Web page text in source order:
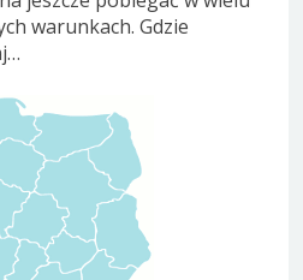
warunkach. Gdzie